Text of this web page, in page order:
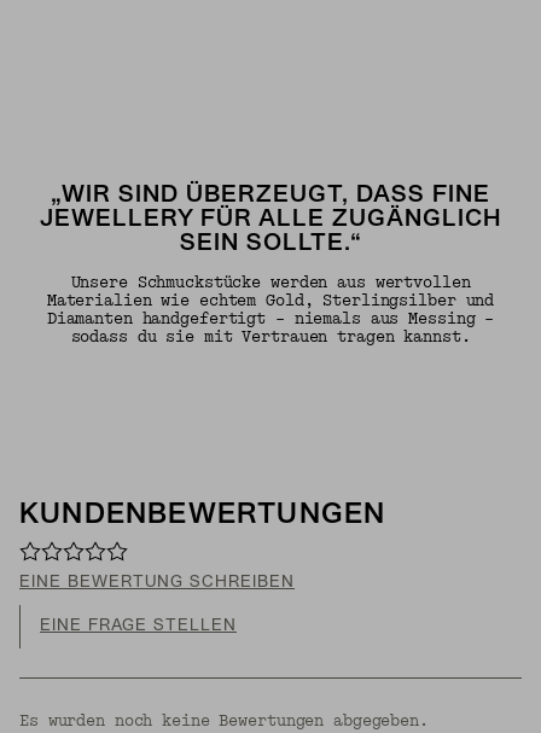
„WIR SIND ÜBERZEUGT, DASS FINE
JEWELLERY FÜR ALLE ZUGÄNGLICH
SEIN SOLLTE.“
Unsere Schmuckstücke werden aus wertvollen
Materialien wie echtem Gold, Sterlingsilber und
Diamanten handgefertigt – niemals aus Messing –
sodass du sie mit Vertrauen tragen kannst.
KUNDENBEWERTUNGEN
EINE BEWERTUNG SCHREIBEN
EINE FRAGE STELLEN
Es wurden noch keine Bewertungen abgegeben.